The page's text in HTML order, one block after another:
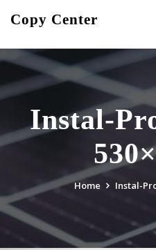
Copy Center
Instal-
Home Instal-